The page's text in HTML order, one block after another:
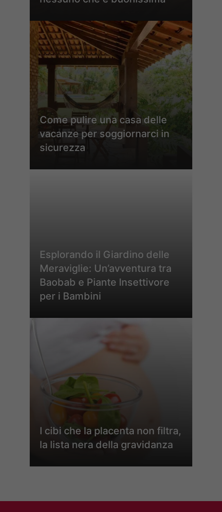
Come pulire una casa delle
vacanze per soggiornarci in
sicurezza
Esplorando il Giardino delle
Meraviglie: Un’avventura tra
Baobab e Piante Insettivore
per i Bambini
I cibi che la placenta non filtra,
la lista nera della gravidanza